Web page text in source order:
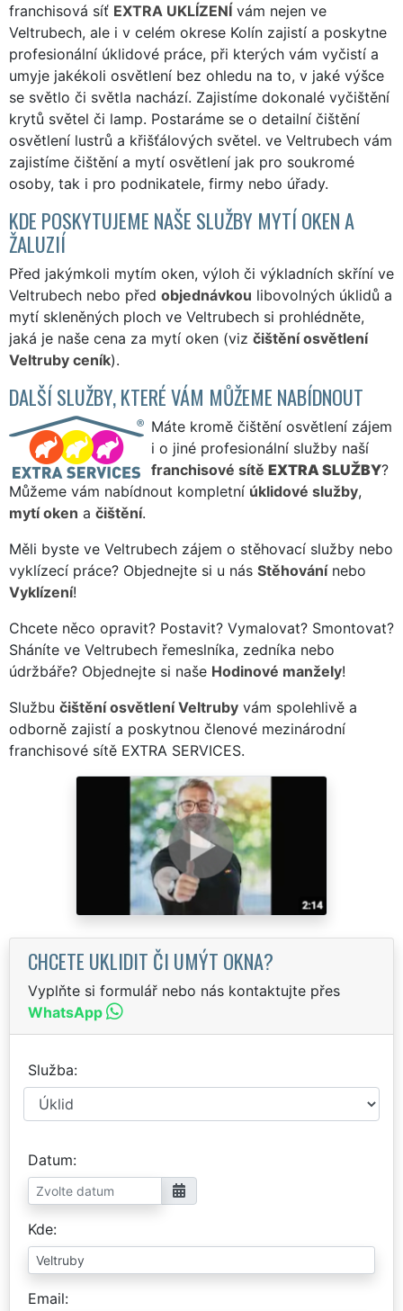
franchisová síť EXTRA UKLÍZENÍ vám nejen ve
Veltrubech, ale i v celém okrese Kolín zajistí a poskytne
profesionální úklidové práce, při kterých vám vyčistí a
umyje jakékoli osvětlení bez ohledu na to, v jaké výšce
se světlo či světla nachází. Zajistíme dokonalé vyčištění
krytů světel či lamp. Postaráme se o detailní čištění
osvětlení lustrů a křišťálových světel. ve Veltrubech vám
zajistíme čištění a mytí osvětlení jak pro soukromé
osoby, tak i pro podnikatele, firmy nebo úřady.
KDE POSKYTUJEME NAŠE SLUŽBY MYTÍ OKEN A
ŽALUZIÍ
Před jakýmkoli mytím oken, výloh či výkladních skříní ve
Veltrubech nebo před objednávkou libovolných úklidů a
mytí skleněných ploch ve Veltrubech si prohlédněte,
jaká je naše cena za mytí oken (viz čištění osvětlení
Veltruby ceník).
DALŠÍ SLUŽBY, KTERÉ VÁM MŮŽEME NABÍDNOUT
Máte kromě čištění osvětlení zájem
i o jiné profesionální služby naší
franchisové sítě EXTRA SLUŽBY?
Můžeme vám nabídnout kompletní úklidové služby,
mytí oken a čištění.
Měli byste ve Veltrubech zájem o stěhovací služby nebo
vyklízecí práce? Objednejte si u nás Stěhovánínebo
Vyklízení!
Chcete něco opravit? Postavit? Vymalovat? Smontovat?
Sháníte ve Veltrubech řemeslníka, zedníka nebo
údržbáře? Objednejte si naše Hodinové manžely!
Službu čištění osvětlení Veltruby vám spolehlivě a
odborně zajistí a poskytnou členové mezinárodní
franchisové sítě EXTRA SERVICES.
CHCETE UKLIDIT ČI UMÝT OKNA?
Vyplňte si formulář nebo nás kontaktujte přes
WhatsApp
Služba
Datum
Kde
Email